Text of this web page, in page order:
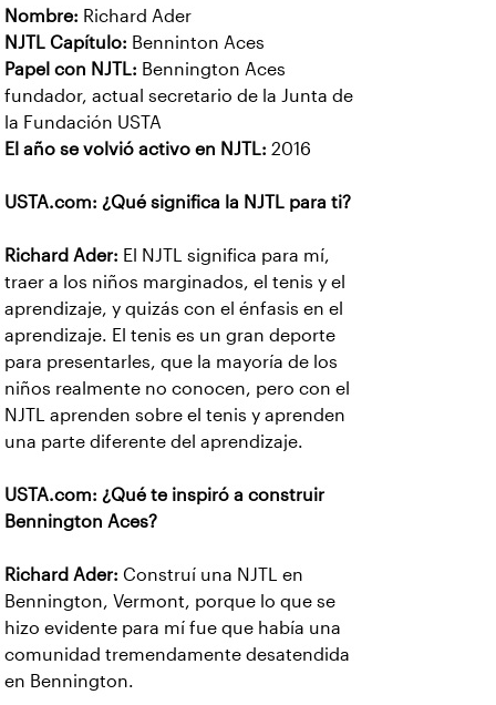
Nombre: Richard Ader
NJTL Capítulo: Benninton Aces
Papel con NJTL: Bennington Aces
fundador, actual secretario de la Junta de
la Fundación USTA
El año se volvió activo en NJTL: 2016
USTA.com: ¿Qué significa la NJTL para ti?
Richard Ader: El NJTL significa para mí,
traer a los niños marginados, el tenis y el
aprendizaje, y quizás con el énfasis en el
aprendizaje. El tenis es un gran deporte
para presentarles, que la mayoría de los
niños realmente no conocen, pero con el
NJTL aprenden sobre el tenis y aprenden
una parte diferente del aprendizaje.
USTA.com: ¿Qué te inspiró a construir
Bennington Aces?
Richard Ader: Construí una NJTL en
Bennington, Vermont, porque lo que se
hizo evidente para mí fue que había una
comunidad tremendamente desatendida
en Bennington.